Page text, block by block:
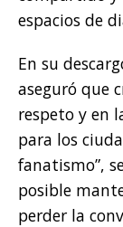
espacios de
En su
aseguró que
respeto y en
para los
fanatismo”,
posible
perder la